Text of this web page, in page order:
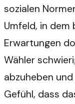
sozialen
Umfeld, in
Erwartungen
Wähler
abzuheben
Gefühl, dass